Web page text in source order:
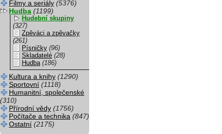
Filmy a seriály (5376)
Hudba (1199)
Hudební skupiny
(327)
Zpěváci a zpěvačky
(261)
Písničky (96)
Skladatelé (28)
Hudba (186)
Kultura a knihy (1290)
Sportovní (1118)
Humanitní, společenské
(310)
Přírodní vědy (1756)
Počítače a technika (847)
Ostatní (2175)